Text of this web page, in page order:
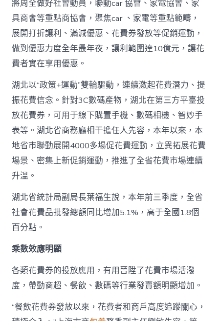
將周全做好社會動員，聯動car 協會、家電協會、家
具商會等重點商協會，聚焦car 、家電等重點範疇，
展開打折讓利、滿減優惠、花費券發放等促銷運動，
做到優惠力度全年最年夜，讓利範圍達10億元，讓花
費者實在享用優惠。
湖北以“政策+運動”雙輪驅動，連續激起花費潛力、提
振花費信念。針對3C數碼產物，湖北在第三方平臺投
放花費券，可用于線下購置手機、數碼相機、智妙手
表等。湖北省商務廳相干擔任人先容，本年以來，本
地省市聯動展開4000多場促花費運動，立異拓展花費
場景、密集上新促銷運動，推進了全省花費市場連續
升溫。
湖北省統計局副局長葉福生說，本年前三季度，全省
社會花費品批發總額同比增加5.1%，高于全國1.8個
百分點。
乘數效應明顯
各類花費券的投放應用，有用晉陞了花費市場活潑
度，帶動商超、餐飲、數碼等行業發賣額明顯增加。
“餐飲花費券發放以來，花費者和商戶高度追蹤關心，